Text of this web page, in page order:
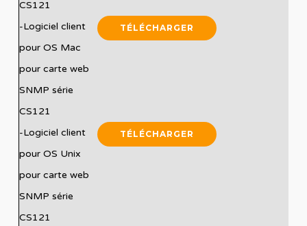
CS121
-Logiciel client
pour OS Mac
pour carte web
SNMP série
CS121
TÉLÉCHARGER
-Logiciel client
pour OS Unix
pour carte web
SNMP série
CS121
TÉLÉCHARGER